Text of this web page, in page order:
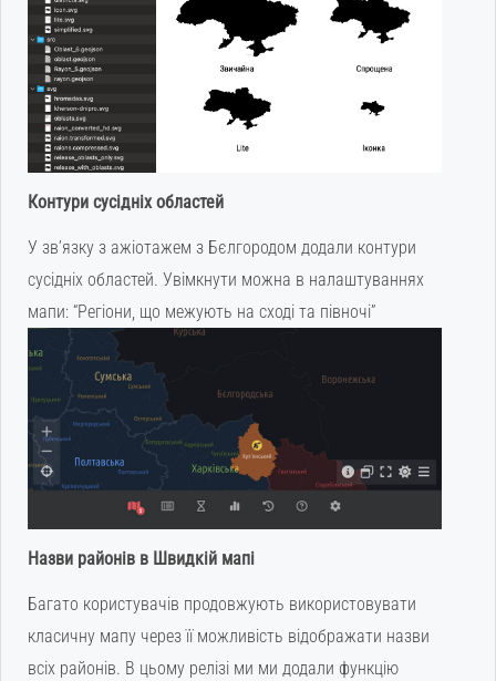
Контури сусідніх областей
У зв’язку з ажіотажем з Бєлгородом додали контури
сусідніх областей. Увімкнути можна в налаштуваннях
мапи: “Регіони, що межують на сході та півночі”
Назви районів в Швидкій мапі
Багато користувачів продовжують використовувати
класичну мапу через її можливість відображати назви
всіх районів. В цьому релізі ми ми додали функцію